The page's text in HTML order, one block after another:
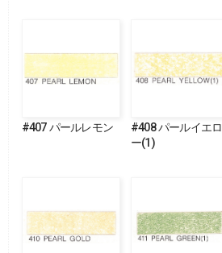
#407 パールレモン
#408 パールイエロ
ー(1)